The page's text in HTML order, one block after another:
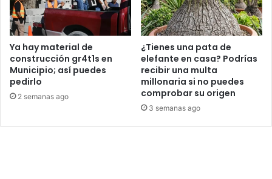
Ya hay material de
construcción gr4t1s en
Municipio; así puedes
pedirlo
2 semanas ago
¿Tienes una pata de
elefante en casa? Podrías
recibir una multa
millonaria si no puedes
comprobar su origen
3 semanas ago